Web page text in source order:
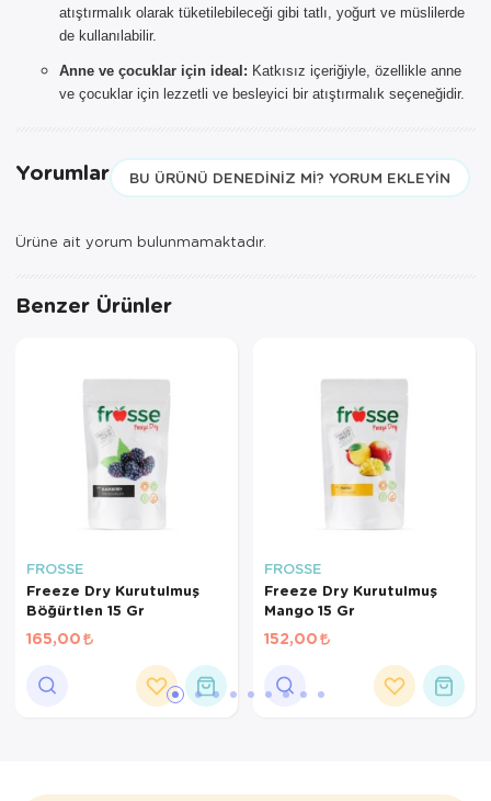
atıştırmalık olarak tüketilebileceği gibi tatlı, yoğurt ve müslilerde
de kullanılabilir.
Anne ve çocuklar için ideal: Katkısız içeriğiyle, özellikle anne
ve çocuklar için lezzetli ve besleyici bir atıştırmalık seçeneğidir.
Yorumlar BU ÜRÜNÜ DENEDINIZ MI? YORUM EKLEYIN
Ürüne ait yorum bulunmamaktadır.
Benzer Ürünler
FROSSE
Freeze Dry Kurutulmuş
Böğürtlen 15 Gr
165,00
FROSSE
Freeze Dry Kurutulmuş
Mango 15 Gr
152,00